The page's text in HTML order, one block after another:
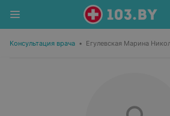
Консультация врача • Егулевская Марина